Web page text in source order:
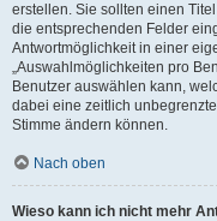
erstellen. Sie sollten einen
die entsprechenden Felder
Antwortmöglichkeit in einer
„Auswahlmöglichkeiten pro
Benutzer auswählen kann,
dabei eine zeitlich
Stimme ändern können.
Nach oben
Wieso kann ich nicht mehr